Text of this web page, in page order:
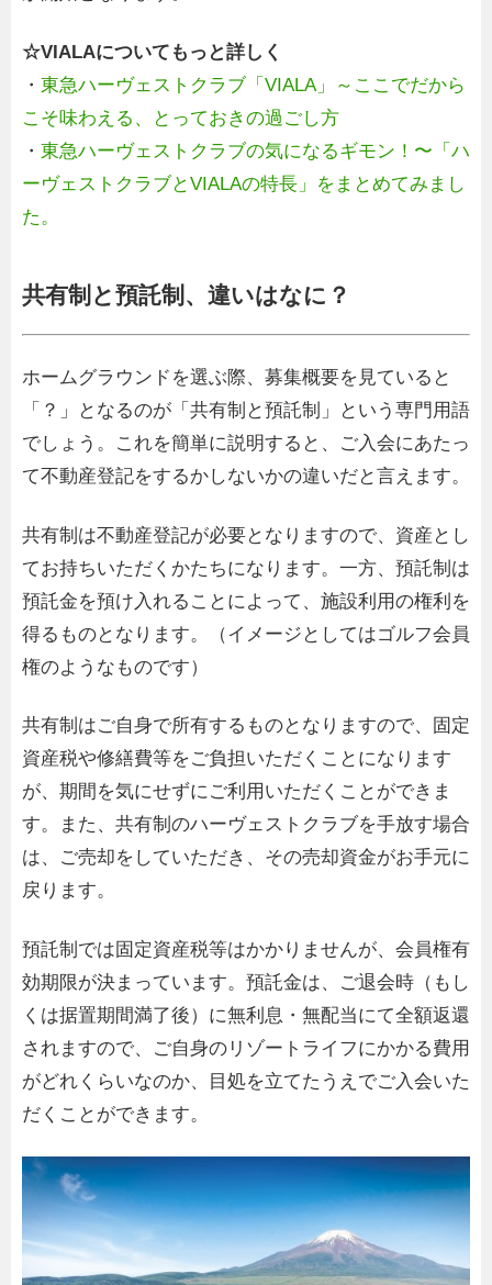
☆VIALAについてもっと詳しく
・ 東急ハーヴェストクラブ「VIALA」～ここでだから
こそ味わえる、とっておきの過ごし方
・ 東急ハーヴェストクラブの気になるギモン！〜「ハ
ーヴェストクラブとVIALAの特長」をまとめてみまし
た。
共有制と預託制、違いはなに？
ホームグラウンドを選ぶ際、募集概要を見ていると
「？」となるのが「共有制と預託制」という専門用語
でしょう。これを簡単に説明すると、ご入会にあたっ
て不動産登記をするかしないかの違いだと言えます。
共有制は不動産登記が必要となりますので、資産とし
てお持ちいただくかたちになります。一方、預託制は
預託金を預け入れることによって、施設利用の権利を
得るものとなります。（イメージとしてはゴルフ会員
権のようなものです）
共有制はご自身で所有するものとなりますので、固定
資産税や修繕費等をご負担いただくことになります
が、期間を気にせずにご利用いただくことができま
す。また、共有制のハーヴェストクラブを手放す場合
は、ご売却をしていただき、その売却資金がお手元に
戻ります。
預託制では固定資産税等はかかりませんが、会員権有
効期限が決まっています。預託金は、ご退会時（もし
くは据置期間満了後）に無利息・無配当にて全額返還
されますので、ご自身のリゾートライフにかかる費用
がどれくらいなのか、目処を立てたうえでご入会いた
だくことができます。